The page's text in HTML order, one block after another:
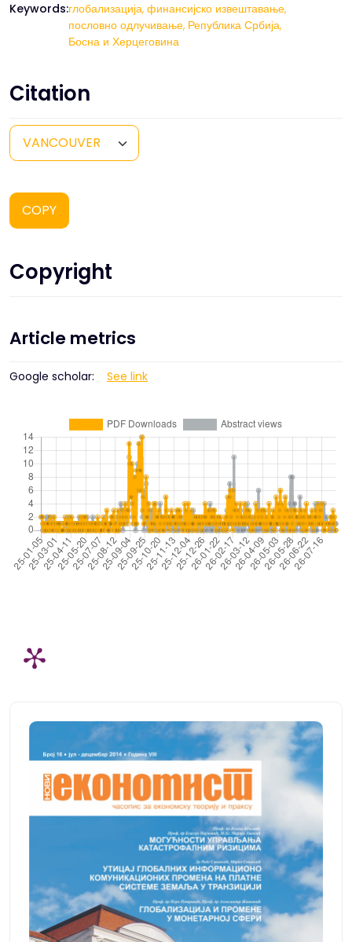
Keywords:глобализација, финансијско извештавање,
пословно одлучивање, Република Србија,
Босна и Херцеговина
Citation
COPY
Copyright
Article metrics
Google scholar: See link